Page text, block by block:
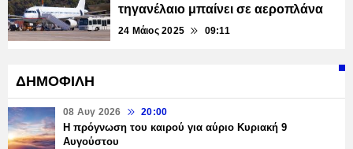
τηγανέλαιο μπαίνει σε αεροπλάνα
24 Μάιος 2025 09:11
ΔΗΜΟΦΙΛΗ
08 Αυγ 2026 20:00
Η πρόγνωση του καιρού για αύριο Κυριακή 9
Αυγούστου